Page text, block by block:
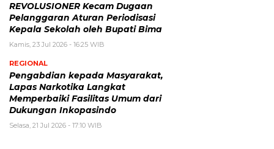
REVOLUSIONER Kecam Dugaan
Pelanggaran Aturan Periodisasi
Kepala Sekolah oleh Bupati Bima
Kamis, 23 Jul 2026 - 16:25 WIB
REGIONAL
Pengabdian kepada Masyarakat,
Lapas Narkotika Langkat
Memperbaiki Fasilitas Umum dari
Dukungan Inkopasindo
Selasa, 21 Jul 2026 - 17:10 WIB